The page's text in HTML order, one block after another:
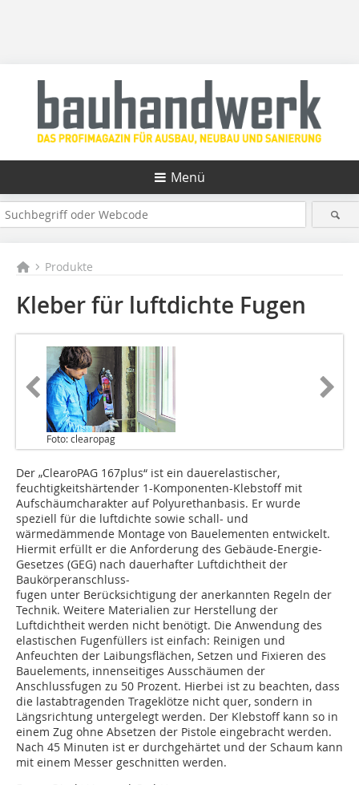
Menü
Produkte
Kleber für luftdichte Fugen
Foto: clearopag
Der „ClearoPAG 167plus“ ist ein dauerelastischer,
feuchtigkeitshärtender 1-Komponenten-Klebstoff mit
Aufschäumcharakter auf Poly­urethan­basis. Er wurde
speziell für die luftdichte sowie schall- und
wärmedämmende Montage von Bauelementen entwickelt.
Hiermit erfüllt er die Anforderung des Gebäude-Energie-
Gesetzes (GEG) nach dauerhafter Luftdichtheit der
Baukörperanschluss-
fugen unter Berücksichtigung der anerkannten Regeln der
Technik. Weitere Materialien zur Herstellung der
Luftdichtheit werden nicht benötigt. Die Anwendung des
elastischen Fugenfüllers ist einfach: Reinigen und
Anfeuchten der Laibungsflächen, Setzen und Fixieren des
Bauelements, innenseitiges Ausschäumen der
Anschlussfugen zu 50 Prozent. Hierbei ist zu beachten, dass
die lastabtragenden Trageklötze nicht quer, sondern in
Längsrichtung untergelegt werden. Der Klebstoff kann so in
einem Zug ohne Absetzen der Pistole eingebracht werden.
Nach 45 Minuten ist er durchgehärtet und der Schaum kann
mit einem Messer geschnitten werden.